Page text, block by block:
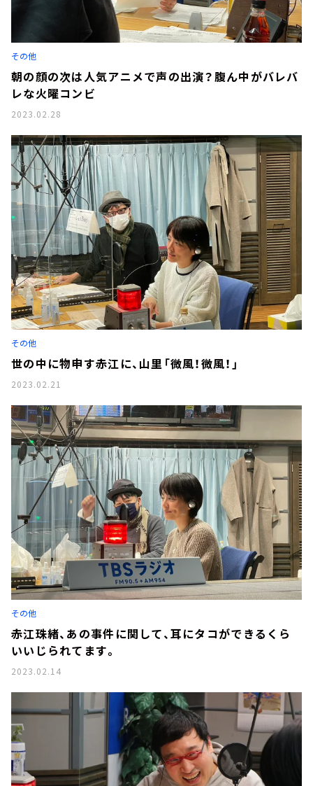
その他
朝の顔の次は人気アニメで声の出演？腹ん中がバレバ
レな火曜コンビ
2023.02.28
その他
世の中に物申す赤江に、山里「微風！微風！」
2023.02.21
その他
赤江珠緒、あの事件に関して、耳にタコができるくら
いいじられてます。
2023.02.14